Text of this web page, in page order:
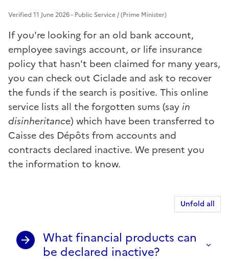
Verified 11 June 2026 - Public Service / (Prime Minister)
If you're looking for an old bank account,
employee savings account, or life insurance
policy that hasn't been claimed for many years,
you can check out Ciclade and ask to recover
the funds if the search is positive. This online
service lists all the forgotten sums (sayin
disinheritance) which have been transferred to
Caisse des Dépôts from accounts and
contracts declared inactive. We present you
the information to know.
Unfold all
What financial products can
be declared inactive?